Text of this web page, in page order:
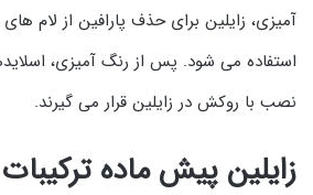
آمیزی، زایلین برای حذف پارافین از
استفاده می شود. پس از رنگ آمیزی،
نصب با روکش در زایلین قرار می گیرند.
زایلین پیش ماده